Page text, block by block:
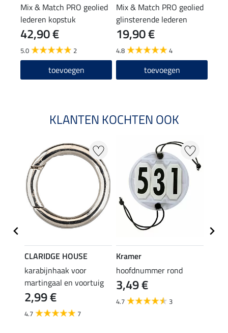
Mix & Match PRO geolied
lederen kopstuk
Anatomical Shape
42,90 €
5.0 2
toevoegen
Mix & Match PRO geolied
glinsterende lederen
frontriem
19,90 €
4.8 4
toevoegen
KLANTEN KOCHTEN OOK
CLARIDGE HOUSE
karabijnhaak voor
martingaal en voortuig
2,99 €
4.7 7
Kramer
hoofdnummer rond
3,49 €
4.7 3